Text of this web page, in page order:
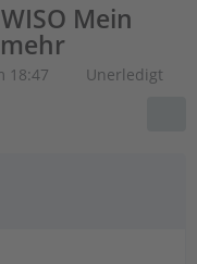
Mein
18:47 Unerledigt